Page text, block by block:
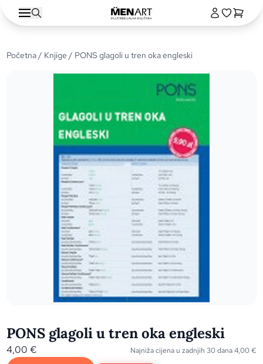
Početna/ Knjige / PONS glagoli u tren oka engleski
PONS glagoli u tren oka engleski
4,00€ Najniža cijena u zadnjih 30 dana4,00€